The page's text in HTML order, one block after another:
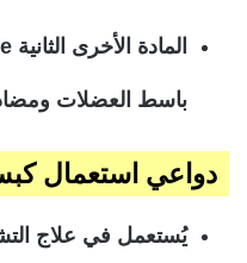
باسط العضلات
دواعي استعمال
يُستعمل في علاج